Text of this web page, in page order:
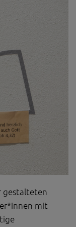
gestalteten
mit